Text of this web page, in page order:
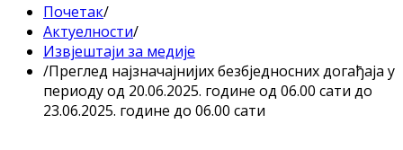
Почетак/
Актуелности/
Извјештаји за медије
/Преглед најзначајнијих безбједносних догађаја у
периоду од 20.06.2025. године од 06.00 сати до
23.06.2025. године до 06.00 сати